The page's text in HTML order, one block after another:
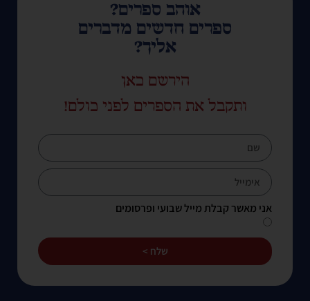
אוהב ספרים?
ספרים חדשים מדברים
אליך?
הירשם כאן
ותקבל את הספרים לפני כולם!
אני מאשר קבלת מייל שבועי ופרסומים
שלח >